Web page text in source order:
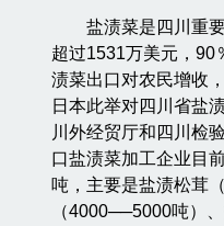
盐渍菜是四川重要
超过1531万美元，90
渍菜出口对农民增收
日本此举对四川省盐
川外经贸厅和四川检
口盐渍菜加工企业目
吨，主要是盐渍松茸
（4000──5000吨）